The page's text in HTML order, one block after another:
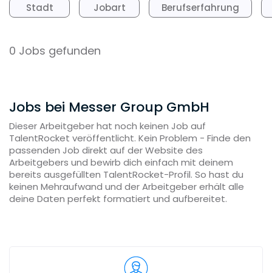
Stadt Jobart Berufserfahrung
0 Jobs gefunden
Jobs bei Messer Group GmbH
Dieser Arbeitgeber hat noch keinen Job auf
TalentRocket veröffentlicht. Kein Problem - Finde den
passenden Job direkt auf der Website des
Arbeitgebers und bewirb dich einfach mit deinem
bereits ausgefüllten TalentRocket-Profil. So hast du
keinen Mehraufwand und der Arbeitgeber erhält alle
deine Daten perfekt formatiert und aufbereitet.